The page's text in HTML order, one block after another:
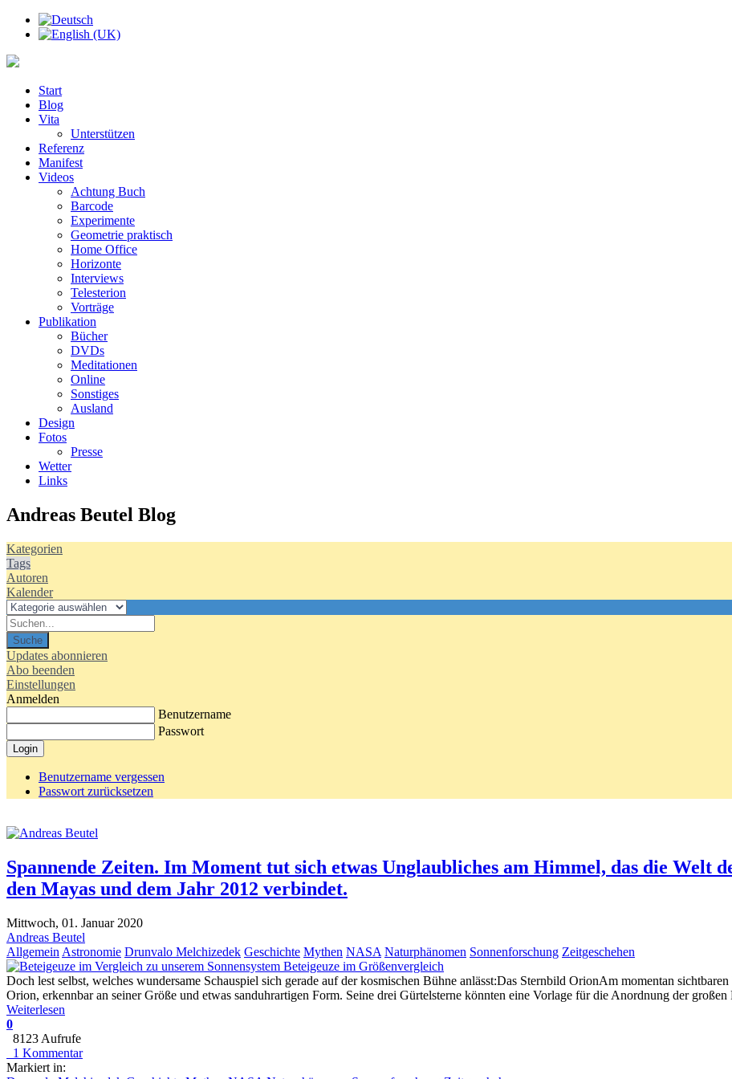
Start
Blog
Vita
Unterstützen
Referenz
Manifest
Videos
Achtung Buch
Barcode
Experimente
Geometrie praktisch
Home Office
Horizonte
Interviews
Telesterion
Vorträge
Publikation
Bücher
DVDs
Meditationen
Online
Sonstiges
Ausland
Design
Fotos
Presse
Wetter
Links
Andreas Beutel Blog
Kategorien
Tags
Autoren
Kalender
Suche
Updates abonnieren
Abo beenden
Einstellungen
Anmelden
Benutzername
Passwort
Login
Benutzername vergessen
Passwort zurücksetzen
Spannende Zeiten. Im Moment tut sich etwas Unglaubliches am Himmel, das die Welt
den Mayas und dem Jahr 2012 verbindet.
Mittwoch, 01. Januar 2020
Andreas Beutel
Allgemein Astronomie Drunvalo Melchizedek Geschichte Mythen NASA Naturphänomen Sonnenforschung Zeitgeschehen
Beteigeuze im Größenvergleich
Doch lest selbst, welches wundersame Schauspiel sich gerade auf der kosmischen Bühne anlässt:Das Sternbild OrionAm momentan
Orion, erkennbar an seiner Größe und etwas sanduhrartigen Form. Seine drei Gürtelsterne könnten eine Vorlage für die Anordnung der
Weiterlesen
0
8123 Aufrufe
1 Kommentar
Markiert in: